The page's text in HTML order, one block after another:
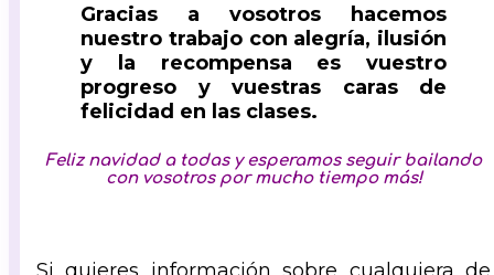
Gracias a vosotros hacemos
nuestro trabajo con alegría, ilusión
y la recompensa es vuestro
progreso y vuestras caras de
felicidad en las clases.
Feliz navidad a todas y esperamos seguir bailando
con vosotros por mucho tiempo más!